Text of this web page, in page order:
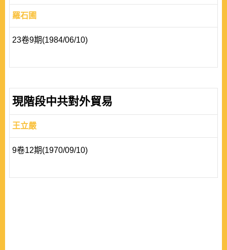
羅石圃
23卷9期(1984/06/10)
現階段中共對外貿易
王立嚴
9卷12期(1970/09/10)